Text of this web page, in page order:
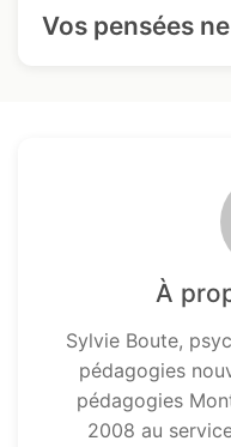
Vos pensées
À
Sylvie Boute,
pédagogies
pédagogies
2008 au